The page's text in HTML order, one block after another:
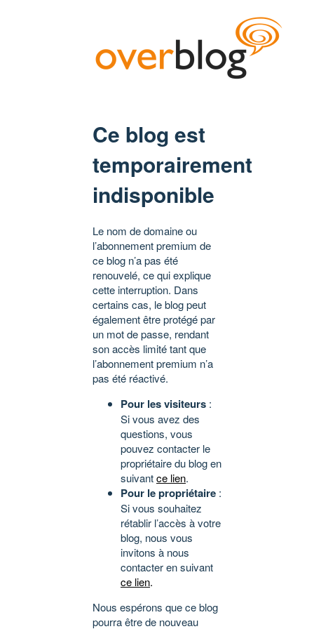
Ce blog est
temporairement
indisponible
Le nom de domaine ou
l’abonnement premium de
ce blog n’a pas été
renouvelé, ce qui explique
cette interruption. Dans
certains cas, le blog peut
également être protégé par
un mot de passe, rendant
son accès limité tant que
l’abonnement premium n’a
pas été réactivé.
Pour les visiteurs :
Si vous avez des
questions, vous
pouvez contacter le
propriétaire du blog en
suivantce lien.
Pour le propriétaire :
Si vous souhaitez
rétablir l’accès à votre
blog, nous vous
invitons à nous
contacter en suivant
ce lien.
Nous espérons que ce blog
pourra être de nouveau